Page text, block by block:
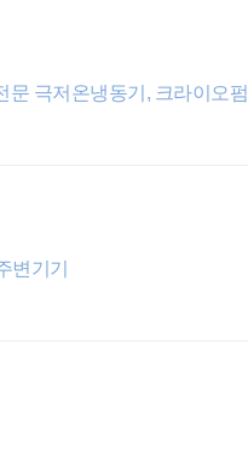
문 극저온냉동기, 크라이오펌
변기기